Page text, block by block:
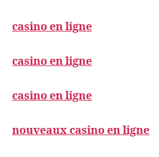
casino en ligne
casino en ligne
casino en ligne
nouveaux casino en ligne